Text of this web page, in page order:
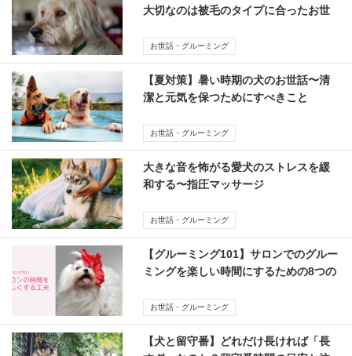
大切なのは被毛のタイプに合ったお世
お世話・グルーミング
【夏対策】暑い時期の犬のお世話〜清
潔と元気を保つためにすべきこと
お世話・グルーミング
大きな音を怖がる愛犬のストレスを緩
和する〜指圧マッサージ
お世話・グルーミング
【グルーミング101】サロンでのグルー
ミングを楽しい時間にするための8つの
お世話・グルーミング
【犬と留守番】どれだけ長ければ「長